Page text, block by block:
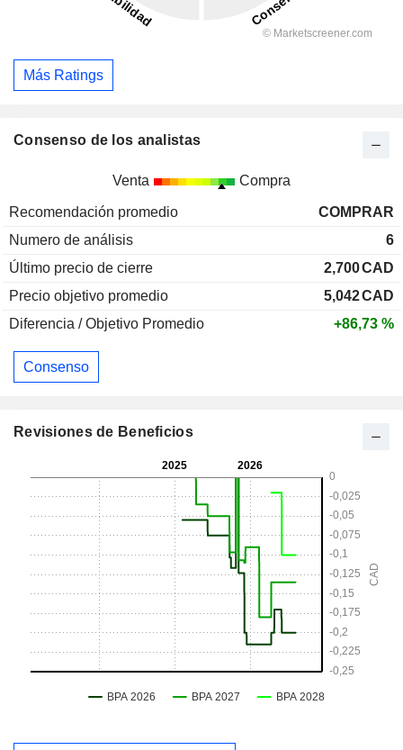
Más Ratings
Consenso de los analistas
Venta Compra
Recomendación promedio
COMPRAR
Numero de análisis
6
Último precio de cierre
2,700CAD
Precio objetivo promedio
5,042CAD
Diferencia / Objetivo Promedio
+86,73 %
Consenso
Revisiones de Beneficios